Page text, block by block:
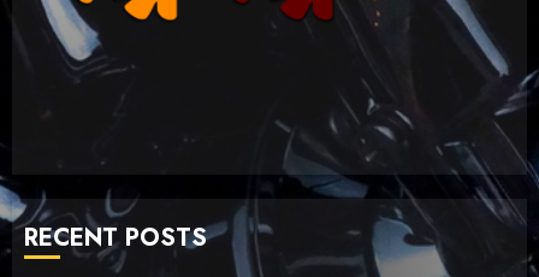
RECENT POSTS